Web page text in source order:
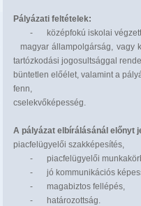
Pályázati feltételek:
-
középfokú iskolai
magyar állampolgárság, vagy
tartózkodási jogosultsággal
büntetlen előélet, valamint a
fenn,
cselekvőképesség.
A pályázat elbírálásánál előnyt
piacfelügyelői szakképesítés,
-
piacfelügyelői
-
jó kommunikációs
-
magabiztos fellépés,
-
határozottság.